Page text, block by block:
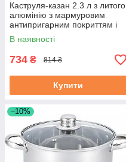
Каструля-казан 2.3 л з литого
алюмінію з мармуровим
антипригарним покриттям і
кришкою Edenberg 20 см
(EB-8116)
В наявності
734 ₴ 814 ₴
Купити
–10%